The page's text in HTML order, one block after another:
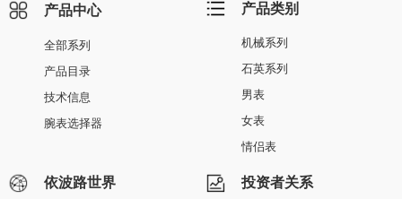
产品中心
全部系列
产品目录
技术信息
腕表选择器
产品类别
机械系列
石英系列
男表
女表
情侣表
依波路世界 投资者关系